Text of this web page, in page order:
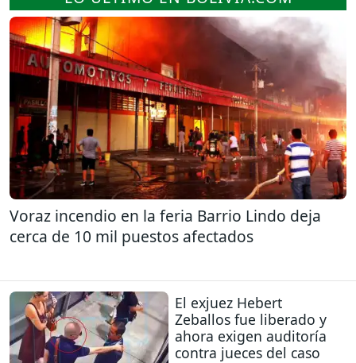
Voraz incendio en la feria Barrio Lindo deja
cerca de 10 mil puestos afectados
El exjuez Hebert
Zeballos fue liberado y
ahora exigen auditoría
contra jueces del caso